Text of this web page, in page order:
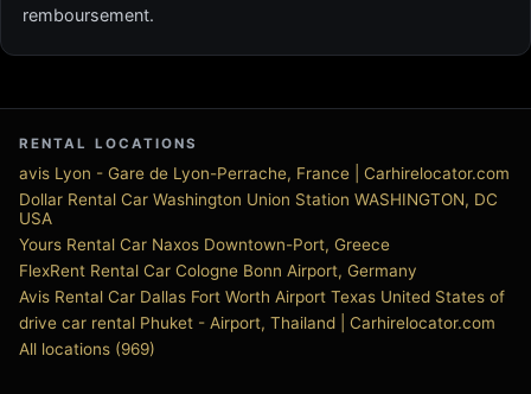
remboursement.
RENTAL LOCATIONS
avis Lyon - Gare de Lyon-Perrache, France | Carhirelocator.com
Dollar Rental Car Washington Union Station WASHINGTON, DC
USA
Yours Rental Car Naxos Downtown-Port, Greece
FlexRent Rental Car Cologne Bonn Airport, Germany
Avis Rental Car Dallas Fort Worth Airport Texas United States of
drive car rental Phuket - Airport, Thailand | Carhirelocator.com
All locations (969)